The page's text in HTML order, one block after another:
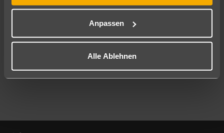
Anpassen
Alle Ablehnen
Mehr Filter anzeigen